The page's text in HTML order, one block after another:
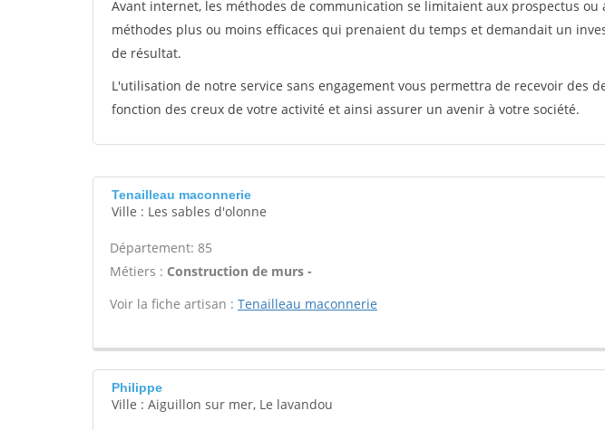
Avant internet, les méthodes de communication se limitaient aux prospectus ou
méthodes plus ou moins efficaces qui prenaient du temps et demandait un
de résultat.
L'utilisation de notre service sans engagement vous permettra de recevoir des
fonction des creux de votre activité et ainsi assurer un avenir à votre société.
Tenailleau maconnerie
Ville : Les sables d'olonne
Département: 85
Métiers : Construction de murs -
Voir la fiche artisan : Tenailleau maconnerie
Philippe
Ville : Aiguillon sur mer, Le lavandou